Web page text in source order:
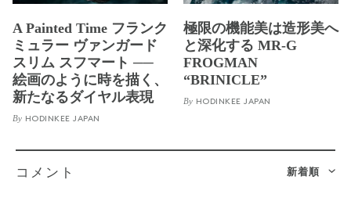
A Painted Time フランク
ミュラー ヴァンガード
スリム スフマート ──
絵画のように時を描く、
新たなるダイヤル表現
By HODINKEE JAPAN
極限の機能美は造形美へ
と深化する MR-G
FROGMAN
“BRINICLE”
By HODINKEE JAPAN
新着順
コメント